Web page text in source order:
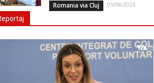
Romania via Cluj 05/08/2026